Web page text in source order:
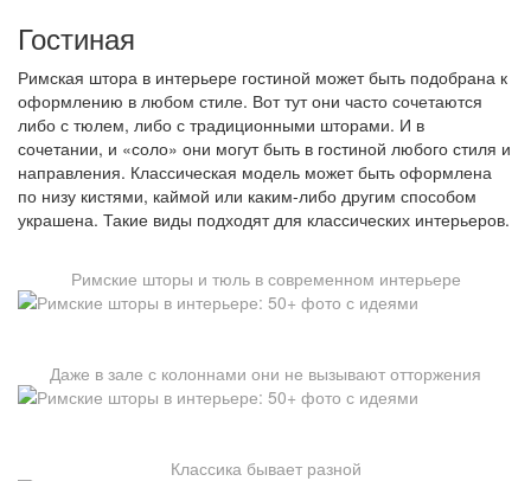
Гостиная
Римская штора в интерьере гостиной может быть подобрана к
оформлению в любом стиле. Вот тут они часто сочетаются
либо с тюлем, либо с традиционными шторами. И в
сочетании, и «соло» они могут быть в гостиной любого стиля и
направления. Классическая модель может быть оформлена
по низу кистями, каймой или каким-либо другим способом
украшена. Такие виды подходят для классических интерьеров.
Римские шторы и тюль в современном интерьере
Даже в зале с колоннами они не вызывают отторжения
Классика бывает разной